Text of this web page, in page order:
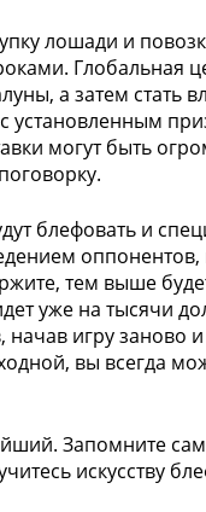
лошади и
Глобальная
а затем
установленным
могут быть
блефовать и
оппонентов,
тем выше
уже на тысячи
игру заново
вы всегда
Запомните
искусству